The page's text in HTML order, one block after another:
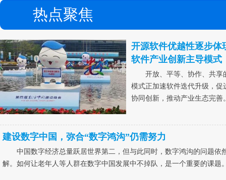
热点聚焦
开源软件优越性逐步体
软件产业创新主导模式
开放、平等、协作、共享
模式正加速软件迭代升级，促
协同创新，推动产业生态完善
建设数字中国，弥合“数字鸿沟”仍需努力
中国数字经济总量跃居世界第二，但与此同时，数字鸿沟的问题依
解。如何让老年人等人群在数字中国发展中不掉队，是一个重要的课题